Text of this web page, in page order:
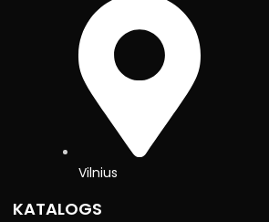
Vilnius
KATALOGS